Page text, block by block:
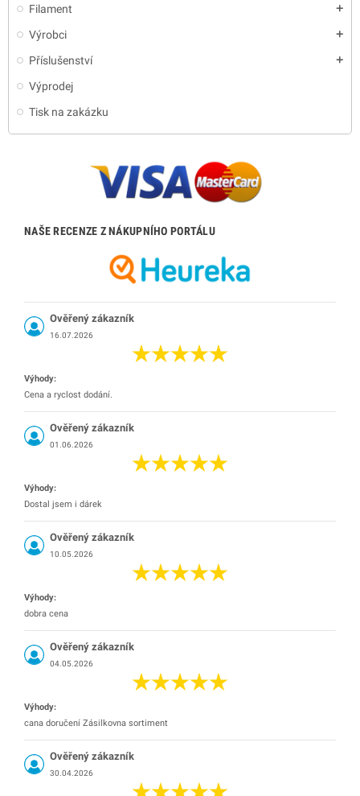
Filament add
Výrobci add
Příslušenství add
Výprodej
Tisk na zakázku
NAŠE RECENZE Z NÁKUPNÍHO PORTÁLU
Ověřený zákazník
16.07.2026
Výhody:
Cena a ryclost dodání.
Ověřený zákazník
01.06.2026
Výhody:
Dostal jsem i dárek
Ověřený zákazník
10.05.2026
Výhody:
dobra cena
Ověřený zákazník
04.05.2026
Výhody:
cana doručení Zásilkovna sortiment
Ověřený zákazník
30.04.2026